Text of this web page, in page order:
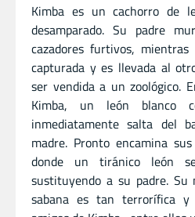
Kimba es un cachorro de
desamparado. Su padre
cazadores furtivos,
capturada y es llevada al
ser vendida a un zoológico.
Kimba, un león blanco
inmediatamente salta del
madre. Pronto encamina
donde un tiránico león
sustituyendo a su padre. Su
sabana es tan terrorífica